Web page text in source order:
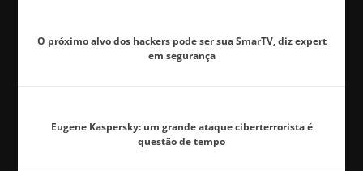
O próximo alvo dos hackers pode ser sua SmarTV, diz expert
em segurança
Eugene Kaspersky: um grande ataque ciberterrorista é
questão de tempo